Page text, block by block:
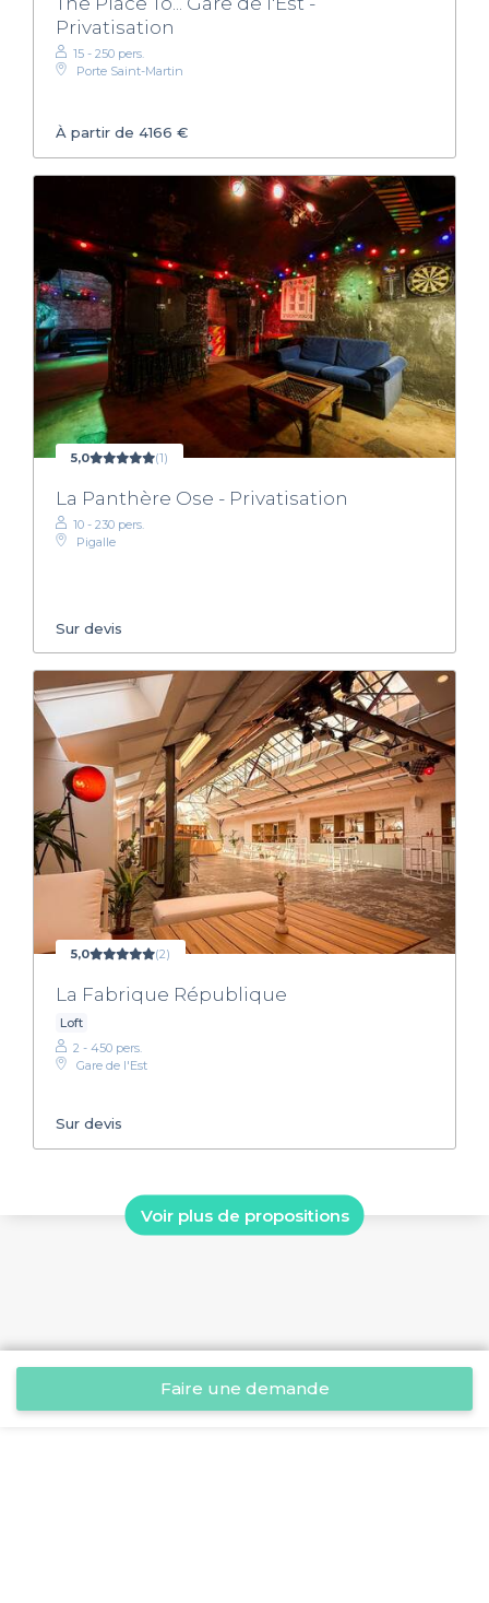
Privatisation
15 - 250 pers.
Porte Saint-Martin
À partir de 4166 €
5,0 (1)
La Panthère Ose - Privatisation
10 - 230 pers.
Pigalle
Sur devis
5,0 (2)
La Fabrique République
Loft
2 - 450 pers.
Gare de l'Est
Sur devis
Voir plus de propositions
Faire une demande